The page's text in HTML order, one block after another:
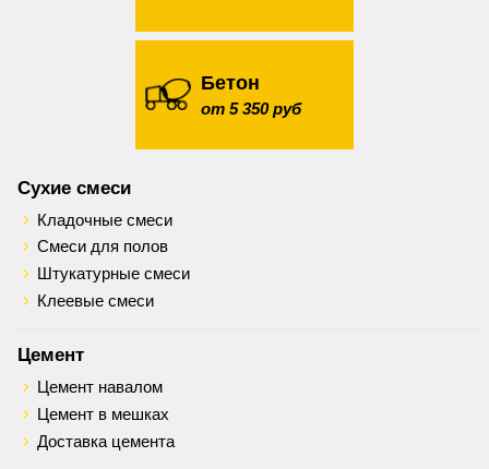
Бетон
от 5 350 руб
Сухие смеси
Кладочные смеси
Смеси для полов
Штукатурные смеси
Клеевые смеси
Цемент
Цемент навалом
Цемент в мешках
Доставка цемента